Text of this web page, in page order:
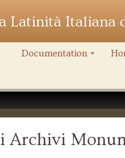
Latinità Italiana
Documentation
Archivi